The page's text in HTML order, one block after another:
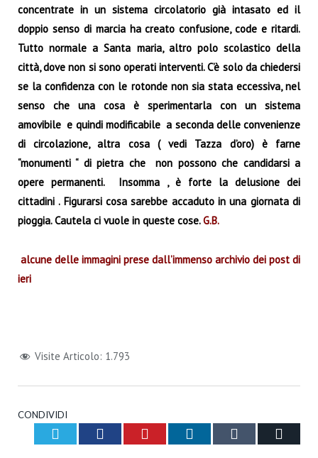
concentrate in un sistema circolatorio già intasato ed il
doppio senso di marcia ha creato confusione, code e ritardi.
Tutto normale a Santa maria, altro polo scolastico della
città, dove non si sono operati interventi. C’è solo da chiedersi
se la confidenza con le rotonde non sia stata eccessiva, nel
senso che una cosa è sperimentarla con un sistema
amovibile e quindi modificabile a seconda delle convenienze
di circolazione, altra cosa ( vedi Tazza d’oro) è farne
“monumenti “ di pietra che non possono che candidarsi a
opere permanenti. Insomma , è forte la delusione dei
cittadini . Figurarsi cosa sarebbe accaduto in una giornata di
pioggia. Cautela ci vuole in queste cose.G.B.
alcune delle immagini prese dall’immenso archivio dei post di
ieri
Visite Articolo: 1.793
CONDIVIDI
Twitter Facebook Pinterest LinkedIn Tumblr